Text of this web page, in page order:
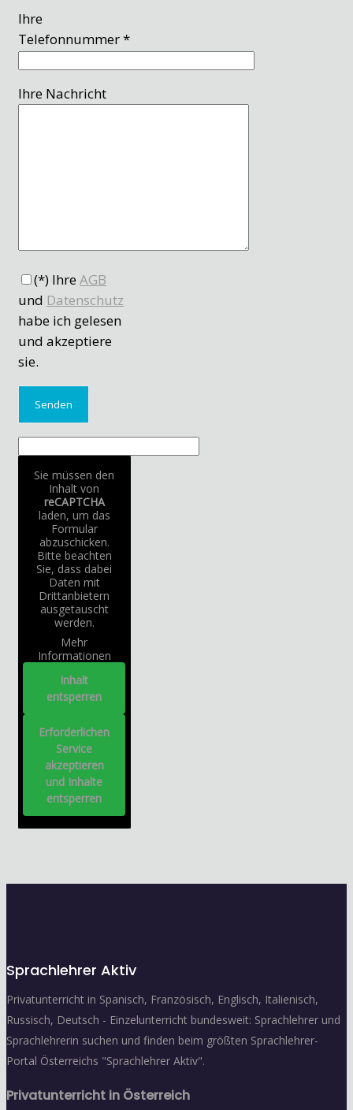
Ihre
Telefonnummer *
Ihre Nachricht
(*) IhreAGB
und Datenschutz
habe ich gelesen
und akzeptiere
sie.
Sie müssen den
Inhalt von
reCAPTCHA
laden, um das
Formular
abzuschicken.
Bitte beachten
Sie, dass dabei
Daten mit
Drittanbietern
ausgetauscht
werden.
Mehr
Informationen
Inhalt
entsperren
Erforderlichen
Service
akzeptieren
und Inhalte
entsperren
Sprachlehrer Aktiv
Privatunterricht in Spanisch, Französisch, Englisch, Italienisch,
Russisch, Deutsch - Einzelunterricht bundesweit: Sprachlehrer und
Sprachlehrerin suchen und finden beim größten Sprachlehrer-
Portal Österreichs "Sprachlehrer Aktiv".
Privatunterricht in Österreich